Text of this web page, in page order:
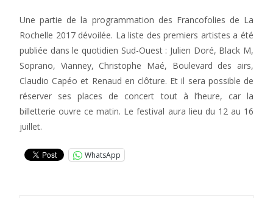
Une partie de la programmation des Francofolies de La
Rochelle 2017 dévoilée. La liste des premiers artistes a été
publiée dans le quotidien Sud-Ouest : Julien Doré, Black M,
Soprano, Vianney, Christophe Maé, Boulevard des airs,
Claudio Capéo et Renaud en clôture. Et il sera possible de
réserver ses places de concert tout à l’heure, car la
billetterie ouvre ce matin. Le festival aura lieu du 12 au 16
juillet.
WhatsApp